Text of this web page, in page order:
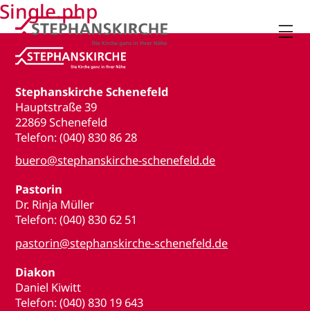

Stephanskirche Schenefeld
Hauptstraße 39
22869 Schenefeld
Telefon: (040) 830 86 28
buero@stephanskirche-schenefeld.de
Pastorin
Dr. Rinja Müller
Telefon: (040) 830 62 51
pastorin@stephanskirche-schenefeld.de
Diakon
Daniel Kiwitt
Telefon: (040) 830 19 643